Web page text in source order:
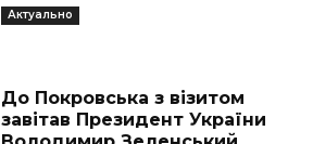
Актуально
До Покровська з візитом
завітав Президент України